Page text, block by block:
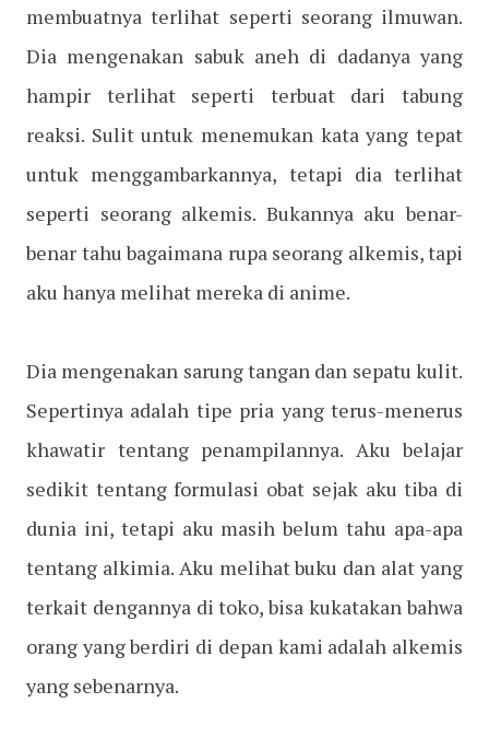
membuatnya terlihat seperti seorang ilmuwan.
Dia mengenakan sabuk aneh di dadanya yang
hampir terlihat seperti terbuat dari tabung
reaksi. Sulit untuk menemukan kata yang tepat
untuk menggambarkannya, tetapi dia terlihat
seperti seorang alkemis. Bukannya aku benar-
benar tahu bagaimana rupa seorang alkemis, tapi
aku hanya melihat mereka di anime.
Dia mengenakan sarung tangan dan sepatu kulit.
Sepertinya adalah tipe pria yang terus-menerus
khawatir tentang penampilannya. Aku belajar
sedikit tentang formulasi obat sejak aku tiba di
dunia ini, tetapi aku masih belum tahu apa-apa
tentang alkimia. Aku melihat buku dan alat yang
terkait dengannya di toko, bisa kukatakan bahwa
orang yang berdiri di depan kami adalah alkemis
yang sebenarnya.